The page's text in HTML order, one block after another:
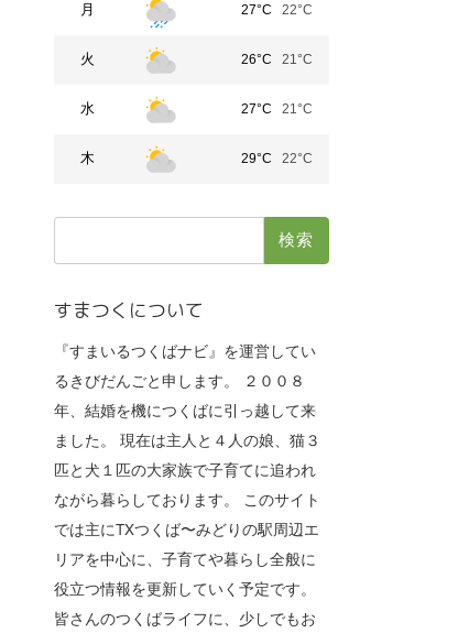
月 27°C 22°C
火 26°C 21°C
水 27°C 21°C
木 29°C 22°C
すまつくについて
『すまいるつくばナビ』を運営してい
るきびだんごと申します。 ２００８
年、結婚を機につくばに引っ越して来
ました。 現在は主人と４人の娘、猫３
匹と犬１匹の大家族で子育てに追われ
ながら暮らしております。 このサイト
では主にTXつくば〜みどりの駅周辺エ
リアを中心に、子育てや暮らし全般に
役立つ情報を更新していく予定です。
皆さんのつくばライフに、少しでもお